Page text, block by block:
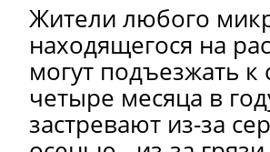
Жители любого
находящегося на
могут подъезжать
четыре месяца в
застревают из-за